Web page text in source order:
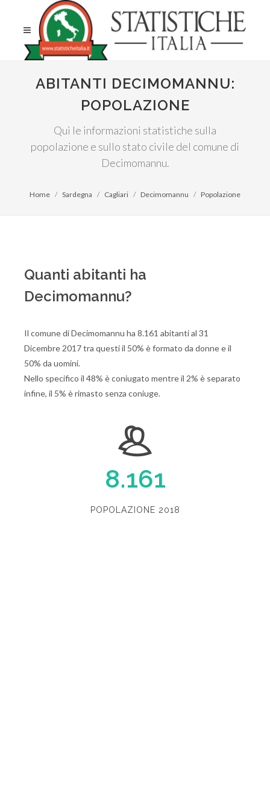
ABITANTI DECIMOMANNU:
POPOLAZIONE
Qui le informazioni statistiche sulla
popolazione e sullo stato civile del comune di
Decimomannu.
Home Sardegna Cagliari Decimomannu Popolazione
Quanti abitanti ha
Decimomannu?
Il comune di Decimomannu ha 8.161 abitanti al 31
Dicembre 2017 tra questi il 50% è formato da donne e il
50% da uomini.
Nello specifico il 48% è coniugato mentre il 2% è separato
infine, il 5% è rimasto senza coniuge.
8.161
POPOLAZIONE 2018